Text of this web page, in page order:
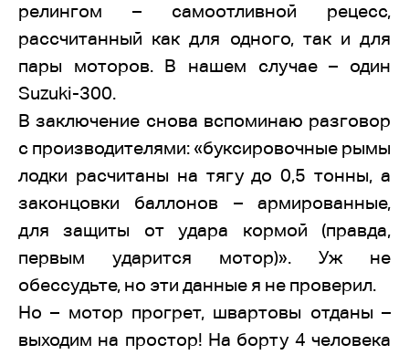
релингом – самоотливной рецесс,
рассчитанный как для одного, так и для
пары моторов. В нашем случае – один
Suzuki-300.
В заключение снова вспоминаю разговор
с производителями: «буксировочные рымы
лодки расчитаны на тягу до 0,5 тонны, а
законцовки баллонов – армированные,
для защиты от удара кормой (правда,
первым ударится мотор)». Уж не
обессудьте, но эти данные я не проверил.
Но – мотор прогрет, швартовы отданы –
выходим на простор! На борту 4 человека